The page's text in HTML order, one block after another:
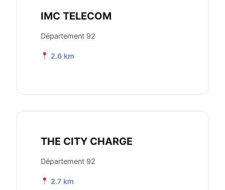
IMC TELECOM
Département 92
2.6 km
THE CITY CHARGE
Département 92
2.7 km